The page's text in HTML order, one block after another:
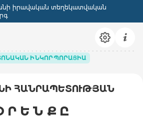
իրավական տեղեկատվական
ԻՆԿՈՐՊՈՐԱՑԻԱ
ՀԱՆՐԱՊԵՏՈՒԹՅԱՆ
Ր Ե Ն Ք Ը